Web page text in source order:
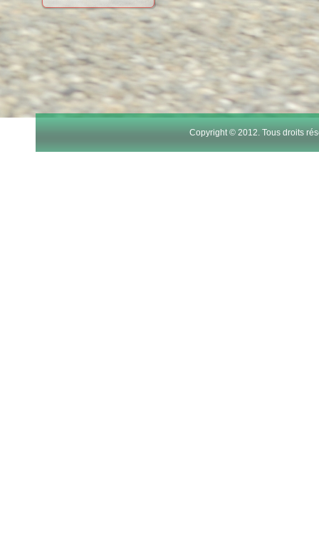
15
17
Copyright © 2012. Tous droits